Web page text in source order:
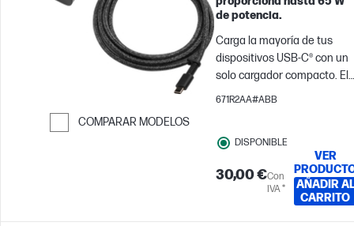
COMPARAR MODELOS
de potencia.
Carga la mayoría de tus
dispositivos USB-C® con un
solo cargador compacto. El
cargador para portátil USB-
cualquier dispositivo USB-
671R2AA#ABB
DISPONIBLE
30,00 €Con
IVA *
VER
AÑADIR AL
CARRITO